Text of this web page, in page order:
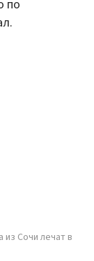
по
из Сочи лечат в